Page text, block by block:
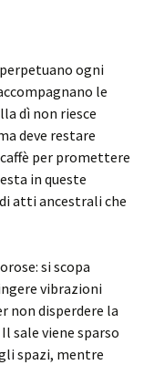
ogni
le
dì non riesce
deve restare
per promettere
in queste
atti ancestrali che
si scopa
vibrazioni
non disperdere la
sale viene sparso
spazi, mentre